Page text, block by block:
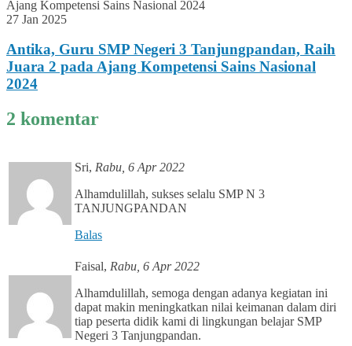
27 Jan 2025
Antika, Guru SMP Negeri 3 Tanjungpandan, Raih
Juara 2 pada Ajang Kompetensi Sains Nasional
2024
2 komentar
Sri, Rabu, 6 Apr 2022
Alhamdulillah, sukses selalu SMP N 3
TANJUNGPANDAN
Balas
Faisal, Rabu, 6 Apr 2022
Alhamdulillah, semoga dengan adanya kegiatan ini
dapat makin meningkatkan nilai keimanan dalam diri
tiap peserta didik kami di lingkungan belajar SMP
Negeri 3 Tanjungpandan.